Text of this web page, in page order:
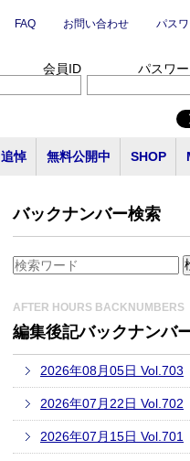
FAQ お問い合わせ パス
会員ID パスワー
追悼 無料公開中 SHOP
バックナンバー検索
AFTER HOURS BACKNUMBERS
編集後記バックナンバ
2026年08月05日 Vol.703
2026年07月22日 Vol.702
2026年07月15日 Vol.701